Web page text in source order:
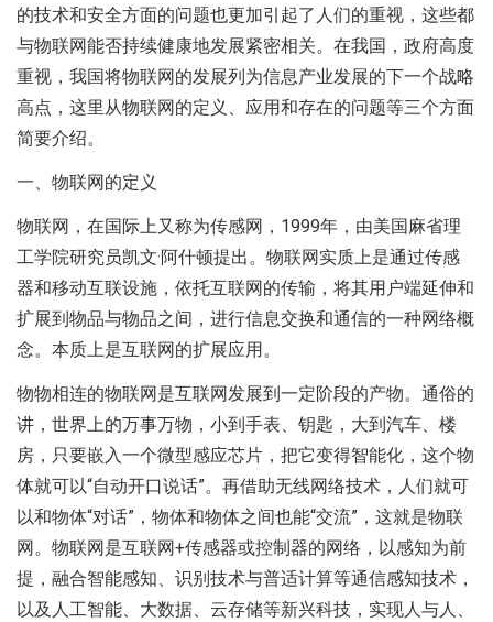
的技术和安全方面的问题也更加引起了人们的重视，这些都
与物联网能否持续健康地发展紧密相关。在我国，政府高度
重视，我国将物联网的发展列为信息产业发展的下一个战略
高点，这里从物联网的定义、应用和存在的问题等三个方面
简要介绍。
一、物联网的定义
物联网，在国际上又称为传感网，1999年，由美国麻省理
工学院研究员凯文·阿什顿提出。物联网实质上是通过传感
器和移动互联设施，依托互联网的传输，将其用户端延伸和
扩展到物品与物品之间，进行信息交换和通信的一种网络概
念。本质上是互联网的扩展应用。
物物相连的物联网是互联网发展到一定阶段的产物。通俗的
讲，世界上的万事万物，小到手表、钥匙，大到汽车、楼
房，只要嵌入一个微型感应芯片，把它变得智能化，这个物
体就可以“自动开口说话”。再借助无线网络技术，人们就可
以和物体“对话”，物体和物体之间也能“交流”，这就是物联
网。物联网是互联网+传感器或控制器的网络，以感知为前
提，融合智能感知、识别技术与普适计算等通信感知技术，
以及人工智能、大数据、云存储等新兴科技，实现人与人、